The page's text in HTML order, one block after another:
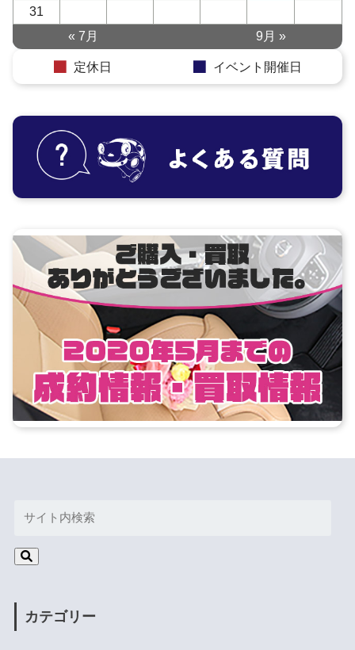
31
« 7月
9月 »
定休日 イベント開催日
カテゴリー